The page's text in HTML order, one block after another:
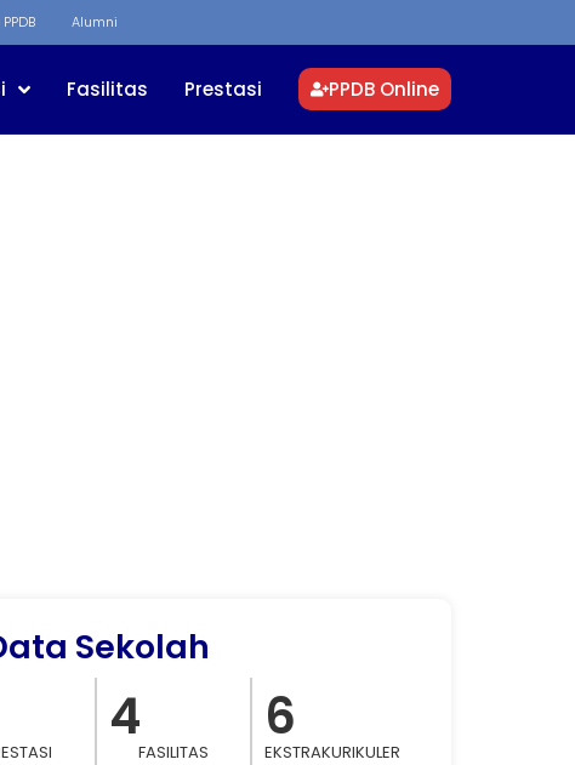
Alumni
Fasilitas Prestasi PPDB Online
Sekolah
4
FASILITAS
6
EKSTRAKURIKULER